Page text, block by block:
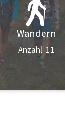
Wandern
Anzahl: 11